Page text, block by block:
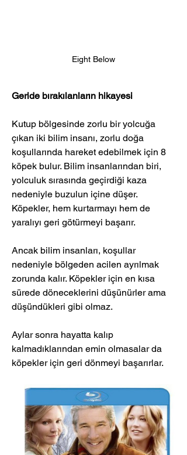
Eight Below
Geride bırakılanların hikayesi
Kutup bölgesinde zorlu bir yolcuğa
çıkan iki bilim insanı, zorlu doğa
koşullarında hareket edebilmek için 8
köpek bulur. Bilim insanlarından biri,
yolculuk sırasında geçirdiği kaza
nedeniyle buzulun içine düşer.
Köpekler, hem kurtarmayı hem de
yaralıyı geri götürmeyi başarır.
Ancak bilim insanları, koşullar
nedeniyle bölgeden acilen ayrılmak
zorunda kalır. Köpekler için en kısa
sürede döneceklerini düşünürler ama
düşündükleri gibi olmaz.
Aylar sonra hayatta kalıp
kalmadıklarından emin olmasalar da
köpekler için geri dönmeyi başarırlar.